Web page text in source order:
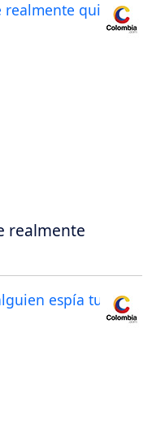
realmente